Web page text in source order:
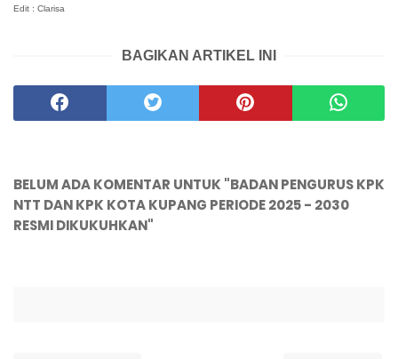
Edit : Clarisa
BAGIKAN ARTIKEL INI
BELUM ADA KOMENTAR UNTUK "BADAN PENGURUS KPK
NTT DAN KPK KOTA KUPANG PERIODE 2025 - 2030
RESMI DIKUKUHKAN"